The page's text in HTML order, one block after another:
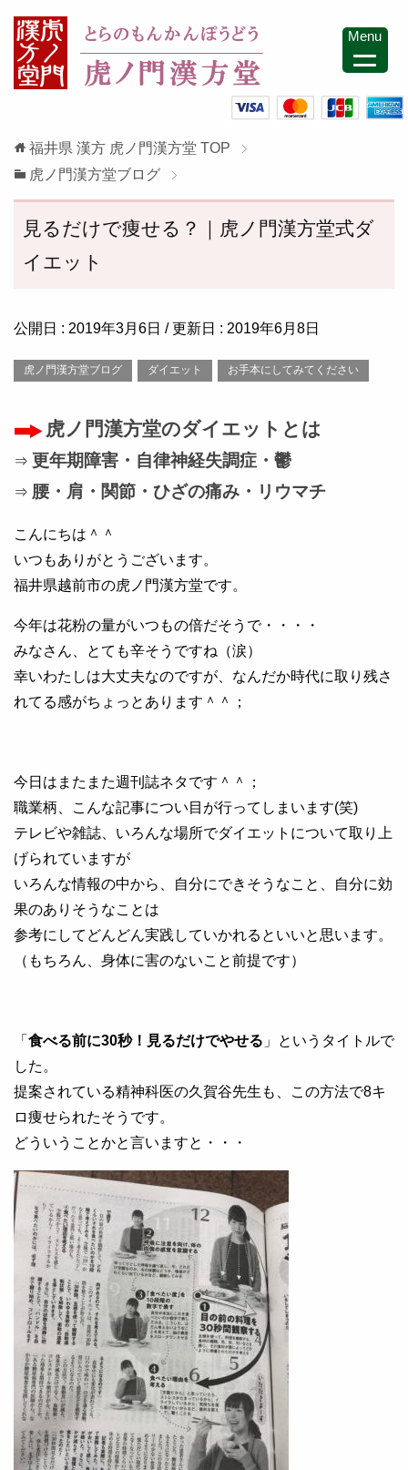
福井県 漢方 虎ノ門漢方堂 TOP
虎ノ門漢方堂ブログ
見るだけで痩せる？｜虎ノ門漢方堂式ダ
イエット
公開日 : 2019年3月6日 / 更新日 : 2019年6月8日
虎ノ門漢方堂ブログ ダイエット お手本にしてみてください
虎ノ門漢方堂のダイエットとは
⇒ 更年期障害・自律神経失調症・鬱
⇒ 腰・肩・関節・ひざの痛み・リウマチ
こんにちは＾＾
いつもありがとうございます。
福井県越前市の虎ノ門漢方堂です。
今年は花粉の量がいつもの倍だそうで・・・・
みなさん、とても辛そうですね（涙）
幸いわたしは大丈夫なのですが、なんだか時代に取り残さ
れてる感がちょっとあります＾＾；
今日はまたまた週刊誌ネタです＾＾；
職業柄、こんな記事につい目が行ってしまいます(笑)
テレビや雑誌、いろんな場所でダイエットについて取り上
げられていますが
いろんな情報の中から、自分にできそうなこと、自分に効
果のありそうなことは
参考にしてどんどん実践していかれるといいと思います。
（もちろん、身体に害のないこと前提です）
「 食べる前に30秒！見るだけでやせる 」というタイトルで
した。
提案されている精神科医の久賀谷先生も、この方法で8キ
ロ痩せられたそうです。
どういうことかと言いますと・・・
Menu